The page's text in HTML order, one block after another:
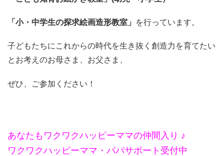
「小・中学生の探求絵画造形教室」 を行っています。
子どもたちにこれからの時代を生き抜く創造力を育てたい
とお考えのお母さま、お父さま、
ぜひ、ご参加ください！
あなたもワクワクハッピーママの仲間入り ♪
ワクワクハッピーママ・パパサポート受付中